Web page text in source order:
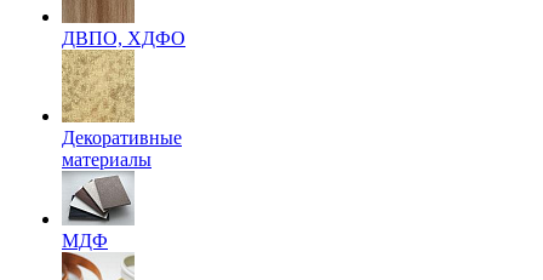
ДВПО, ХДФО
Декоративные
материалы
МДФ